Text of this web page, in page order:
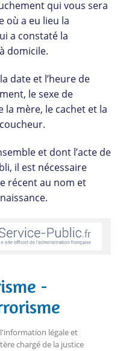
qui vous sera
où a eu lieu la
a constaté la
domicile.
date et l’heure de
le sexe de
la mère, le cachet et la
et dont l’acte de
il est nécessaire
récent au nom et
-
légale et
chargé de la justice